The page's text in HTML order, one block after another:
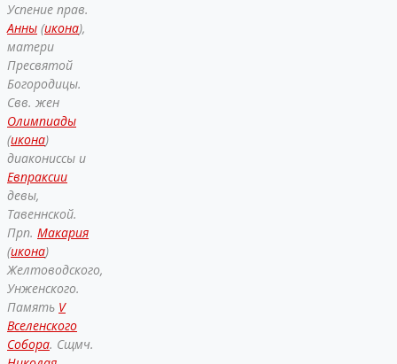
Успение прав.
Анны (икона),
матери
Пресвятой
Богородицы.
Свв. жен
Олимпиады
(икона)
диакониссы и
Евпраксии
девы,
Тавеннской.
Прп. Макария
(икона)
Желтоводского,
Унженского.
Память V
Вселенского
Собора. Сщмч.